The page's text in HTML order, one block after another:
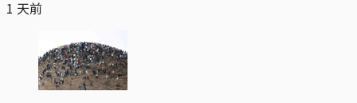
1 天前